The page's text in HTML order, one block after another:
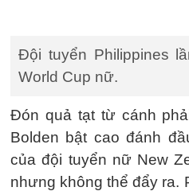
Đội tuyển Philippines
World Cup nữ.
Đón quả tạt từ cánh
Bolden bật cao đánh
của đội tuyển nữ New
nhưng không thể đẩy ra.